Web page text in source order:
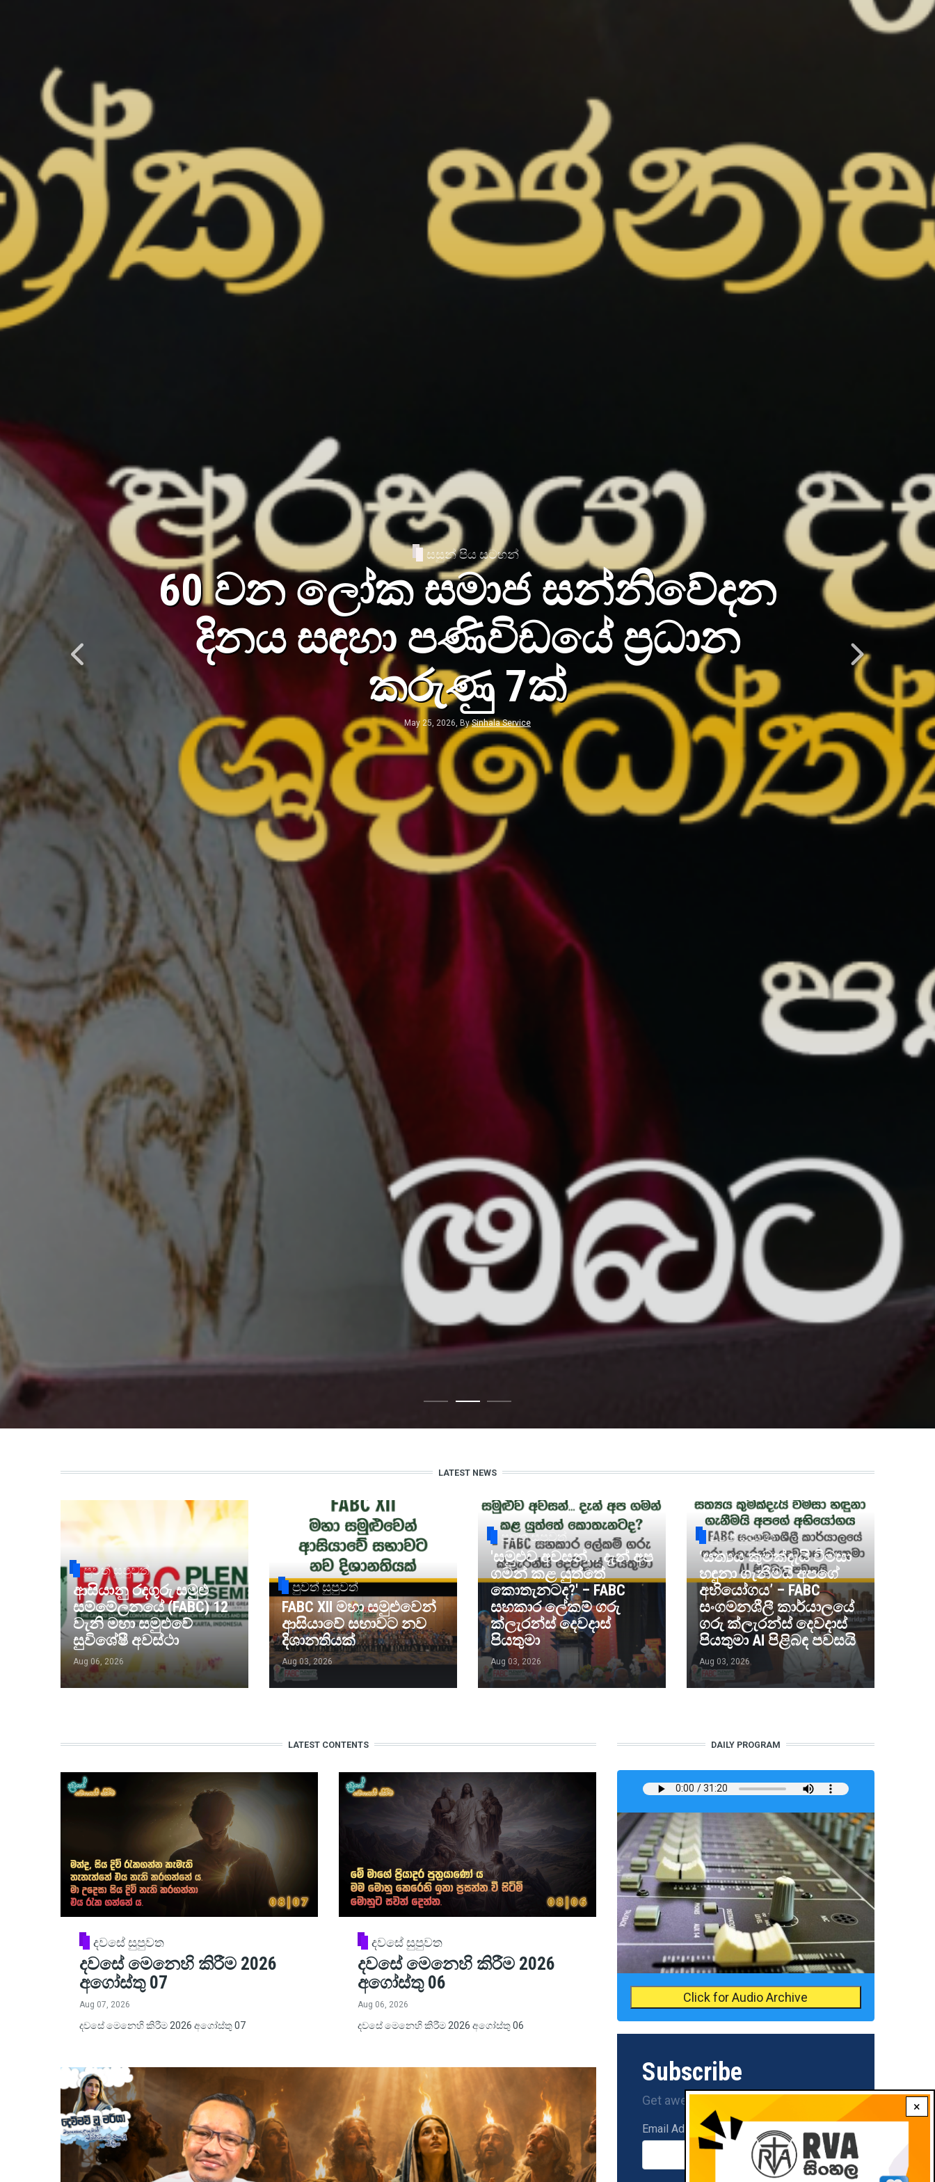
දහම් සර
එක නමෝ මරියක් කියන්න.
Mar 16, 2026, By
LATEST NEWS
පුවත් සුපුවත්
ආසියානු රදගුරු සමුළු
සම්මේලනයේ (FABC) 12
වැනි මහා සමුළුවේ
සුවිශේෂී අවස්ථා
Aug 06, 2026
පුවත් සුපුවත්
FABC XII මහා සමුළුවෙන්
ආසියාවේ සභාවට නව
දිශානතියක්
Aug 03, 2026
පුවත් සුපුවත්
'සමුළුව අවසන්... දැන් අප
ගමන් කළ යුත්තේ
කොතැනටද?' – FABC
සහකාර ලේකම් ගරු
ක්ලැරන්ස් දෙවදාස්
පියතුමා
Aug 03, 2026
පුවත් සුපුවත්
‘සත්‍යය කුමක්දැයි විමසා
හඳුනා ගැනීමයි අපගේ
අභියෝගය’ – FABC
සංගමනශීලී කාර්යාලයේ
ගරු ක්ලැරන්ස් දෙවදාස්
පියතුමා AI පිළිබඳ පවසයි
Aug 03, 2026
LATEST CONTENTS
දවසේ සුපුවත
දවසේ මෙනෙහි කිරීම 2026
අගෝස්තු 07
Aug 07, 2026
දවසේ මෙනෙහි කිරීම 2026 අගෝස්තු 07
දවසේ සුපුවත
දවසේ මෙනෙහි කිරීම 2026
අගෝස්තු 06
Aug 06, 2026
දවසේ මෙනෙහි කිරීම 2026 අගෝස්තු 06
DAILY PROGRAM
Click for Audio Archive
Subscribe
Get awesome content in your inbox.
Email Address
×